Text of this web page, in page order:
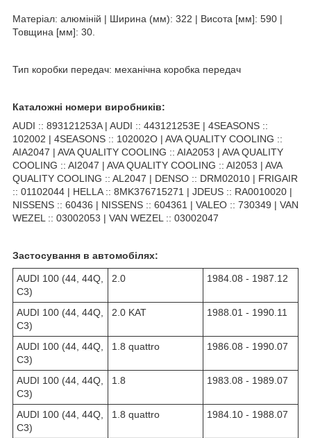
Матеріал: алюміній | Ширина (мм): 322 | Висота [мм]: 590 |
Товщина [мм]: 30.
Тип коробки передач: механічна коробка передач
Каталожні номери виробників:
AUDI :: 893121253A | AUDI :: 443121253E | 4SEASONS ::
102002 | 4SEASONS :: 102002O | AVA QUALITY COOLING ::
AIA2047 | AVA QUALITY COOLING :: AIA2053 | AVA QUALITY
COOLING :: AI2047 | AVA QUALITY COOLING :: AI2053 | AVA
QUALITY COOLING :: AL2047 | DENSO :: DRM02010 | FRIGAIR
:: 01102044 | HELLA :: 8MK376715271 | JDEUS :: RA0010020 |
NISSENS :: 60436 | NISSENS :: 604361 | VALEO :: 730349 | VAN
WEZEL :: 03002053 | VAN WEZEL :: 03002047
Застосування в автомобілях:
AUDI 100 (44, 44Q,
C3)
2.0 1984.08 - 1987.12
AUDI 100 (44, 44Q,
C3)
2.0 KAT 1988.01 - 1990.11
AUDI 100 (44, 44Q,
C3)
1.8 quattro 1986.08 - 1990.07
AUDI 100 (44, 44Q,
C3)
1.8 1983.08 - 1989.07
AUDI 100 (44, 44Q,
C3)
1.8 quattro 1984.10 - 1988.07